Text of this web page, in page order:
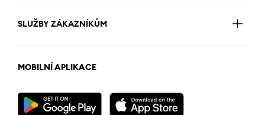
SLUŽBY ZÁKAZNÍKŮM
MOBILNÍ APLIKACE